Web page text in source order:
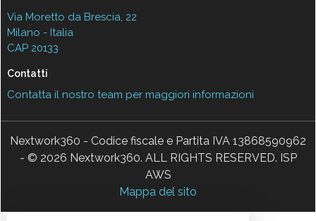
Via Moretto da Brescia, 22
Milano - Italia
CAP 20133
Contatti
Contatta il nostro team per maggiori informazioni
Nextwork360 - Codice fiscale e Partita IVA 13868590962
- © 2026 Nextwork360. ALL RIGHTS RESERVED. ISP
AWS
Mappa del sito